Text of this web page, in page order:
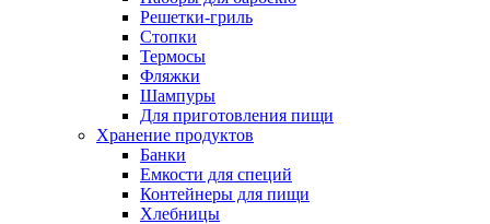
Решетки-гриль
Стопки
Термосы
Фляжки
Шампуры
Для приготовления пищи
Хранение продуктов
Банки
Емкости для специй
Контейнеры для пищи
Хлебницы